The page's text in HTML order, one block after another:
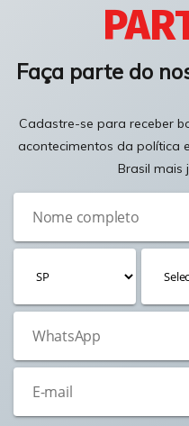
Faça parte do
Cadastre-se para receber
acontecimentos da política
Brasil mais